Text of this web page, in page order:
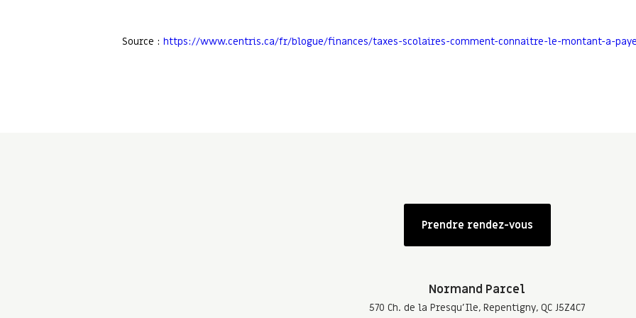
Source : https://www.centris.ca/fr/blogue/finances/taxes-scolaires-comment-connaitre-le-montant-a-
Prendre rendez-vous
Normand Parcel
570 Ch. de la Presqu'Ile, Repentigny, QC J5Z4C7